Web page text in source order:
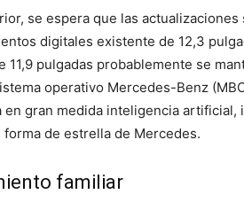
se espera que las actualizaciones
digitales existente de 12,3
pulgadas probablemente se
operativo Mercedes-Benz
gran medida inteligencia artificial,
de estrella de Mercedes.
familiar